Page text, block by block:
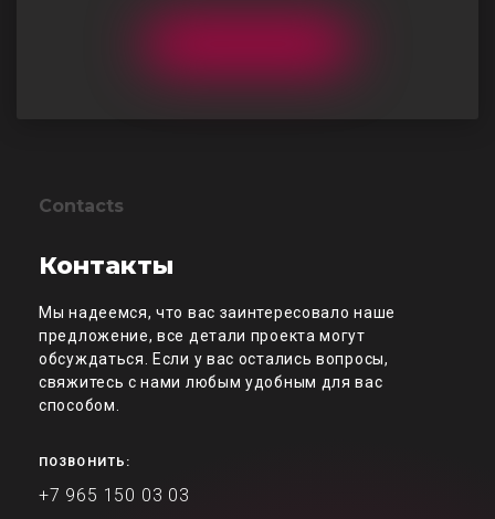
Contacts
Контакты
Мы надеемся, что вас заинтересовало наше
предложение, все детали проекта могут
обсуждаться. Если у вас остались вопросы,
свяжитесь с нами любым удобным для вас
способом.
ПОЗВОНИТЬ:
+7 965 150 03 03